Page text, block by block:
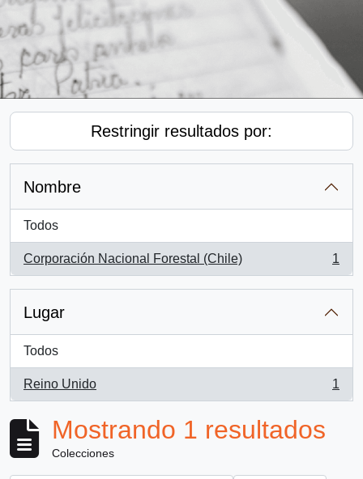
Restringir resultados por:
Nombre
Todos
Corporación Nacional Forestal (Chile)
, 1 resultados
1
Lugar
Todos
Reino Unido
, 1 resultados
1
Mostrando 1 resultados
Colecciones